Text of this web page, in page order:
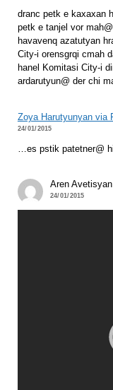
dranc petk e kaxaxan
petk e tanjel vor
havavenq azatutyan
City-i orensgrqi cmah
hanel Komitasi City-i
ardarutyun@ der chi
Zoya Harutyunyan via
24/01/2015
…es pstik patetner@
Aren
24/01/2015